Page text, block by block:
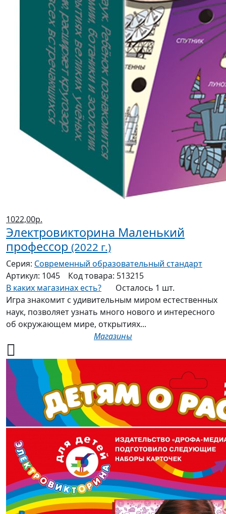
1022,00р.
Электровикторина Маленький
профессор (2022 г.)
Серия: Современный образовательный стандарт
Артикул: 1045 Код товара: 513215
В каких магазинах есть?
Осталось 1 шт.
Игра знакомит с удивительным миром естественных
наук, позволяет узнать много нового и интересного
об окружающем мире, открытиях...
Магазины